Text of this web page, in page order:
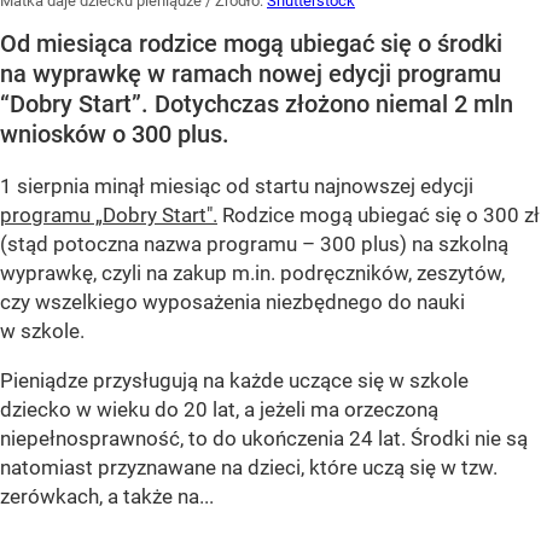
Od miesiąca rodzice mogą ubiegać się o środki
na wyprawkę w ramach nowej edycji programu
“Dobry Start”. Dotychczas złożono niemal 2 mln
wniosków o 300 plus.
1 sierpnia minął miesiąc od startu najnowszej edycji
programu „Dobry Start". Rodzice mogą ubiegać się o 300 zł
(stąd potoczna nazwa programu – 300 plus) na szkolną
wyprawkę, czyli na zakup m.in. podręczników, zeszytów,
czy wszelkiego wyposażenia niezbędnego do nauki
w szkole.
Pieniądze przysługują na każde uczące się w szkole
dziecko w wieku do 20 lat, a jeżeli ma orzeczoną
niepełnosprawność, to do ukończenia 24 lat. Środki nie są
natomiast przyznawane na dzieci, które uczą się w tzw.
zerówkach, a także na...